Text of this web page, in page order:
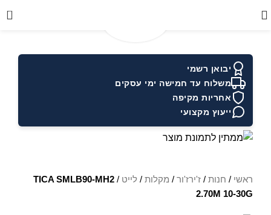
0
יבואן רשמי
משלוח עד חמישה ימי עסקים
אחריות מקיפה
ייעוץ מקצועי
ראשי / חנות / ז'ירז'ור / מקלות / לייט /
TICA SMLB90-MH2
2.70M 10-30G